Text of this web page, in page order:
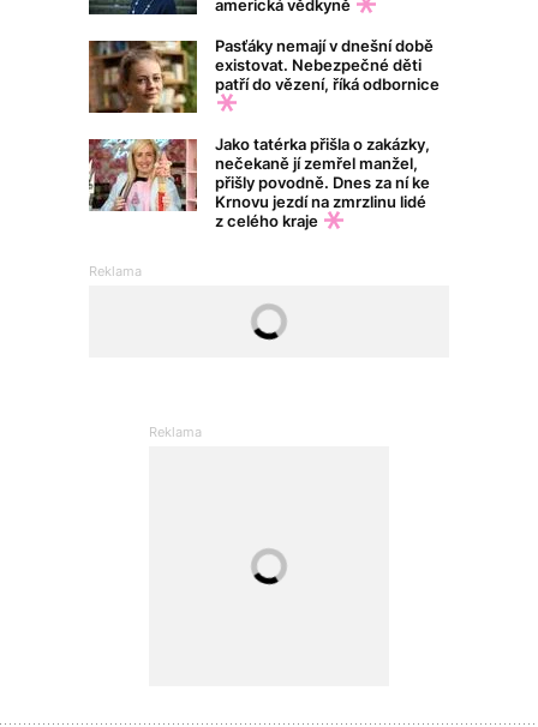
americká vědkyně
Pasťáky nemají v dnešní době
existovat. Nebezpečné děti
patří do vězení, říká odbornice
Jako tatérka přišla o zakázky,
nečekaně jí zemřel manžel,
přišly povodně. Dnes za ní ke
Krnovu jezdí na zmrzlinu lidé
z celého kraje